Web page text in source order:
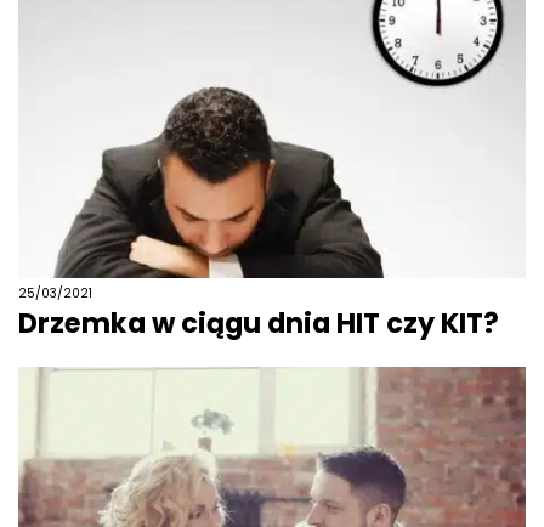
25/03/2021
Drzemka w ciągu dnia HIT czy KIT?